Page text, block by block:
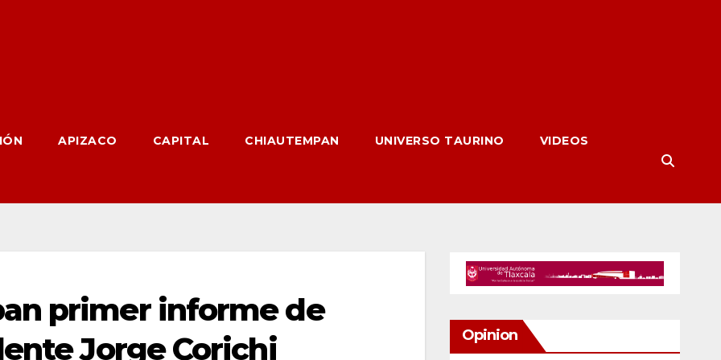
APIZACO CAPITAL CHIAUTEMPAN UNIVERSO TAURINO VIDEOS
primer informe de
Jorge Corichi
Opinion